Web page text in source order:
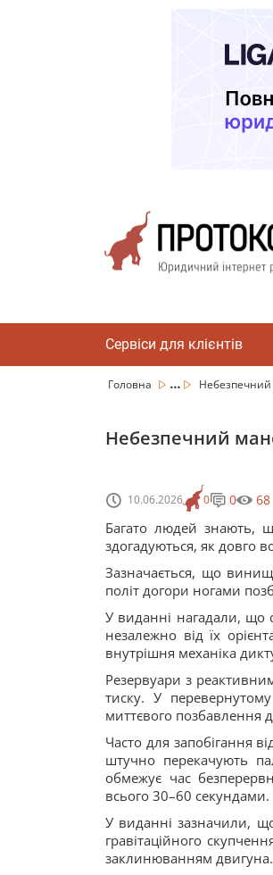
Сервіси для клієнтів
Головна ... Небезпечний
Небезпечний
10.06.2026 0 0 68
Багато людей знають,
здогадуються, як довго
Зазначається, що
політ догори ногами
У виданні нагадали, що
незалежно від їх
внутрішня механіка
Резервуари з
тиску. У
миттєвого позбавлення
Часто для запобігання
штучно перекачують
обмежує час
всього 30–60 секундами.
У виданні зазначили,
гравітаційного
заклинюванням двигуна.